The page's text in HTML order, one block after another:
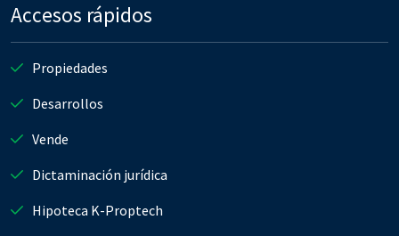
Accesos rápidos
Propiedades
Desarrollos
Vende
Dictaminación jurídica
Hipoteca K-Proptech